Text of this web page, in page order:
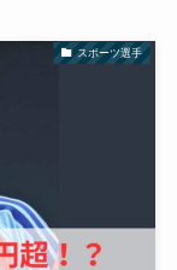
スポーツ選手